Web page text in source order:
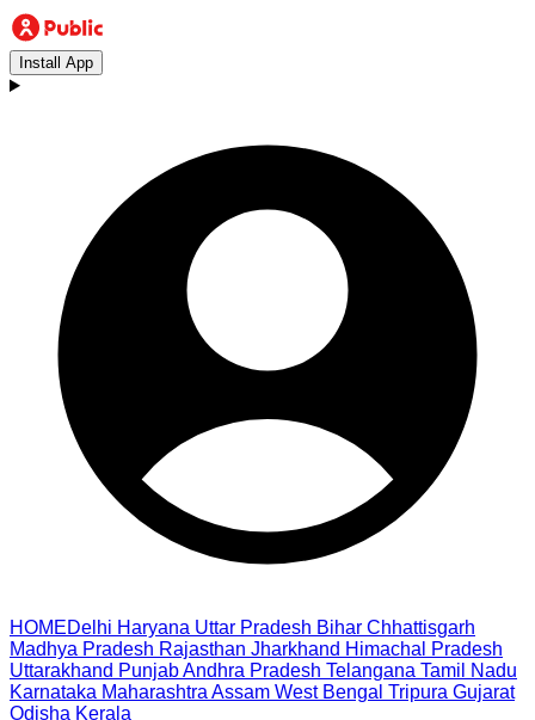
Install App
HOMEDelhi Haryana Uttar Pradesh Bihar Chhattisgarh
Madhya Pradesh Rajasthan Jharkhand Himachal Pradesh
Uttarakhand PunjabAndhra Pradesh Telangana Tamil Nadu
Karnataka Maharashtra Assam West Bengal Tripura Gujarat
Odisha Kerala